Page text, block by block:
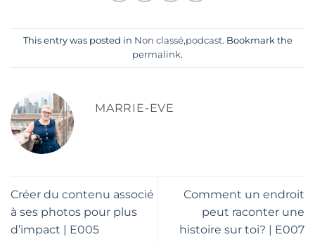
This entry was posted in Non classé,podcast. Bookmark the
permalink.
MARRIE-EVE
Créer du contenu associé
à ses photos pour plus
d’impact | E005
Comment un endroit
peut raconter une
histoire sur toi? | E007